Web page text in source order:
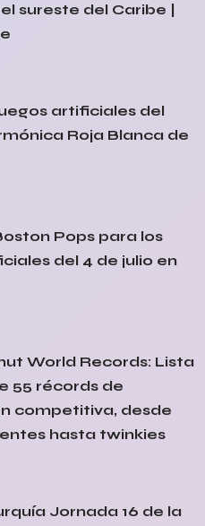
sureste del Caribe |
artificiales del
Roja Blanca de
Pops para los
del 4 de julio en
World Records: Lista
55 récords de
competitiva, desde
hasta twinkies
Jornada 16 de la